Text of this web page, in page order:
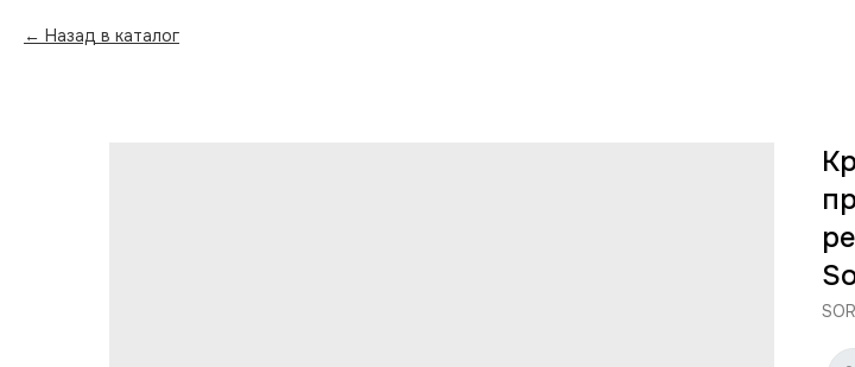
Назад в каталог